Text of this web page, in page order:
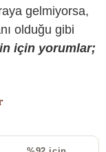
gelmiyorsa,
olduğu gibi
için yorumlar;